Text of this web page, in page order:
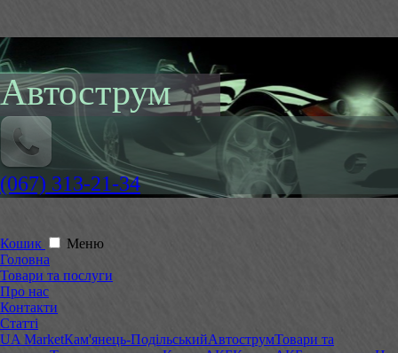
Автострум
(067) 313-21-34
Кошик
Меню
Головна
Товари та послуги
Про нас
Контакти
Статті
UA MarketКам'янець-ПодільськийАвтострумТовари та